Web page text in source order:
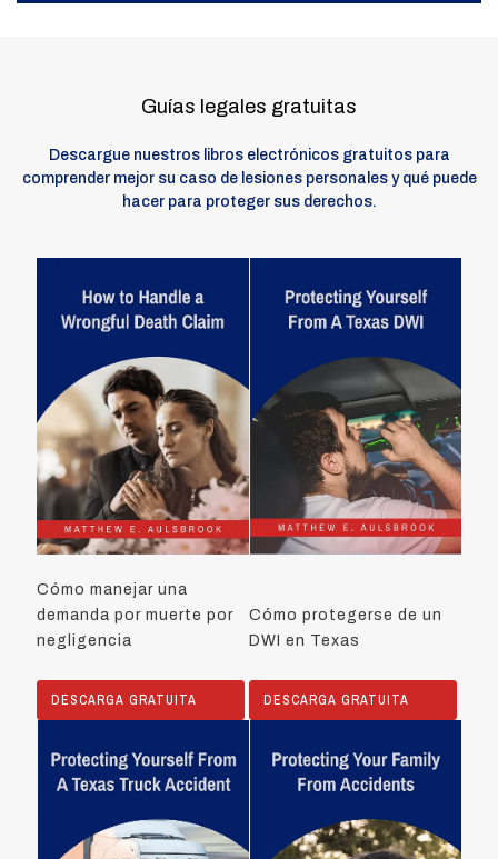
Guías legales gratuitas
Descargue nuestros libros electrónicos gratuitos para
comprender mejor su caso de lesiones personales y qué puede
hacer para proteger sus derechos.
Cómo manejar una
demanda por muerte por
negligencia
DESCARGA GRATUITA
Cómo protegerse de un
DWI en Texas
DESCARGA GRATUITA